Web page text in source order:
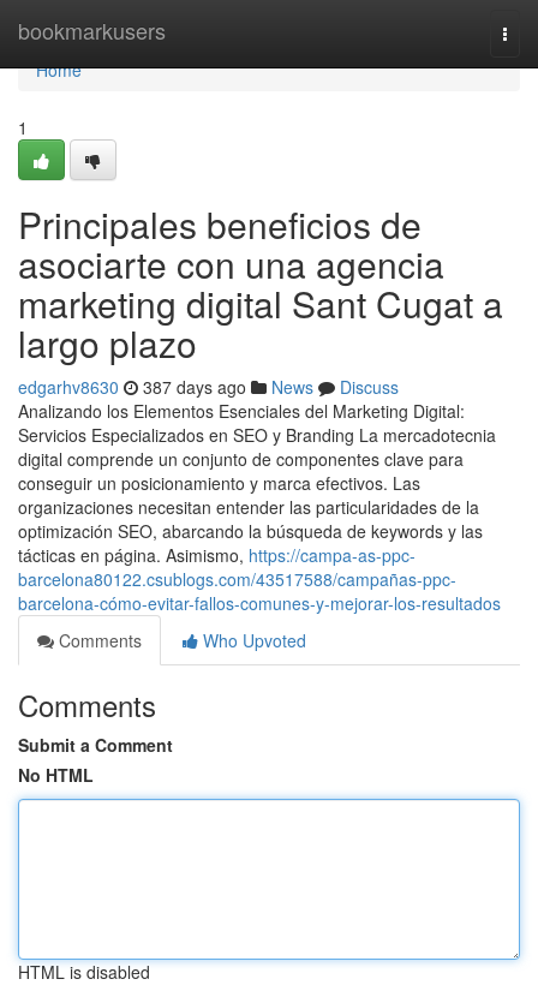
bookmarkusers
Home
Home
1
Principales beneficios de
asociarte con una agencia
marketing digital Sant Cugat a
largo plazo
edgarhv8630 387 days ago News
Discuss
Analizando los Elementos Esenciales del Marketing Digital:
Servicios Especializados en SEO y Branding La mercadotecnia
digital comprende un conjunto de componentes clave para
conseguir un posicionamiento y marca efectivos. Las
organizaciones necesitan entender las particularidades de la
optimización SEO, abarcando la búsqueda de keywords y las
tácticas en página. Asimismo, https://campa-as-ppc-
barcelona80122.csublogs.com/43517588/campañas-ppc-
barcelona-cómo-evitar-fallos-comunes-y-mejorar-los-resultados
Comments
Who Upvoted
Comments
Submit a Comment
No HTML
HTML is disabled